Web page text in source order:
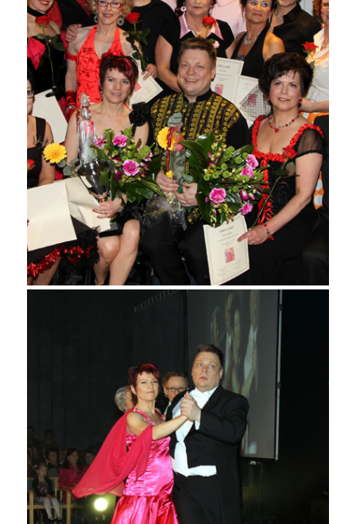
Ryhmä 2011
Antti Kaarlela ja Eija
Hytinkoski VUODEN 2011
HELMI JA HEIKKI!